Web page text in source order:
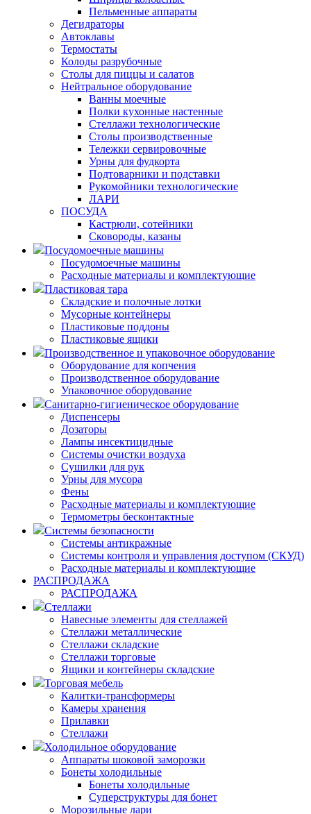
Пельменные аппараты
Дегидраторы
Автоклавы
Термостаты
Колоды разрубочные
Столы для пиццы и салатов
Нейтральное оборудование
Ванны моечные
Полки кухонные настенные
Стеллажи технологические
Столы производственные
Тележки сервировочные
Урны для фудкорта
Подтоварники и подставки
Рукомойники технологические
ЛАРИ
ПОСУДА
Кастрюли, сотейники
Сковороды, казаны
Посудомоечные машины
Посудомоечные машины
Расходные материалы и комплектующие
Пластиковая тара
Складские и полочные лотки
Мусорные контейнеры
Пластиковые поддоны
Пластиковые ящики
Производственное и упаковочное оборудование
Оборудование для копчения
Производственное оборудование
Упаковочное оборудование
Санитарно-гигиеническое оборудование
Диспенсеры
Дозаторы
Лампы инсектицидные
Системы очистки воздуха
Сушилки для рук
Урны для мусора
Фены
Расходные материалы и комплектующие
Термометры бесконтактные
Системы безопасности
Системы антикражные
Системы контроля и управления доступом (СКУД)
Расходные материалы и комплектующие
РАСПРОДАЖА
РАСПРОДАЖА
Стеллажи
Навесные элементы для стеллажей
Стеллажи металлические
Стеллажи складские
Стеллажи торговые
Ящики и контейнеры складские
Торговая мебель
Калитки-трансформеры
Камеры хранения
Прилавки
Стеллажи
Холодильное оборудование
Аппараты шоковой заморозки
Бонеты холодильные
Бонеты холодильные
Суперструктуры для бонет
Морозильные лари